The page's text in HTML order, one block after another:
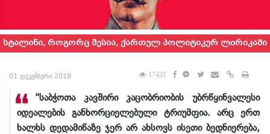
სტალინი, როგორც მესია, ქართულ პოლიტიკურ ლირიკაში
01 დეკემბერი 2019 17431
"საბჭოთა კავშირი კაცობრიობის უბრწყინვალესი
იდეალების განხორციელებული ტრიუმფია. არც ერთ
ხალხს დედამიწაზე ჯერ არ ახსოვს ისეთი ბედნიერება,